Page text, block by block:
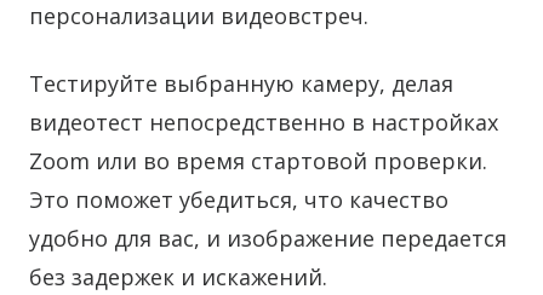
персонализации видеовстреч.
Тестируйте выбранную камеру, делая
видеотест непосредственно в настройках
Zoom или во время стартовой проверки.
Это поможет убедиться, что качество
удобно для вас, и изображение передается
без задержек и искажений.